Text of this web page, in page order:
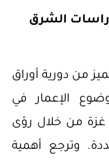
الشرق
من دورية أوراق
الإعمار في
من خلال رؤى
وترجع أهمية